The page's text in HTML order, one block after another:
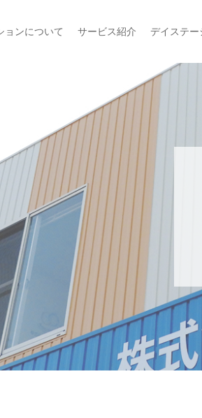
ョンについて サービス紹介 デイステー